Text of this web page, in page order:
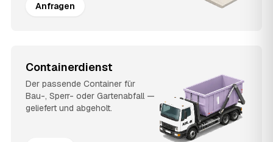
Anfragen
Containerdienst
Der passende Container für
Bau-, Sperr- oder Gartenabfall —
geliefert und abgeholt.